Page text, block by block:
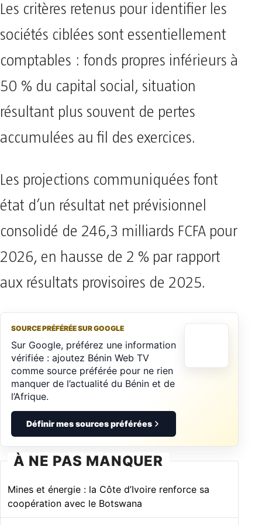
Les critères retenus pour identifier les
sociétés ciblées sont essentiellement
comptables : fonds propres inférieurs à
50 % du capital social, situation
résultant plus souvent de pertes
accumulées au fil des exercices.
Les projections communiquées font
état d’un résultat net prévisionnel
consolidé de 246,3 milliards FCFA pour
2026, en hausse de 2 % par rapport
aux résultats provisoires de 2025.
SOURCE PRÉFÉRÉE SUR GOOGLE
Sur Google, préférez une information
vérifiée : ajoutez Bénin Web TV
comme source préférée pour ne rien
manquer de l’actualité du Bénin et de
l’Afrique.
Définir mes sources préférées
À NE PAS MANQUER
Mines et énergie : la Côte d’Ivoire renforce sa
coopération avec le Botswana